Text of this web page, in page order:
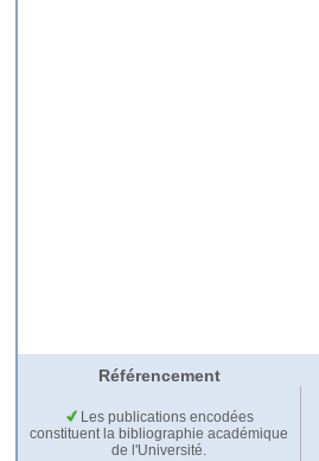
Référencement
Les publications encodées
constituent la bibliographie académique
de l'Université.